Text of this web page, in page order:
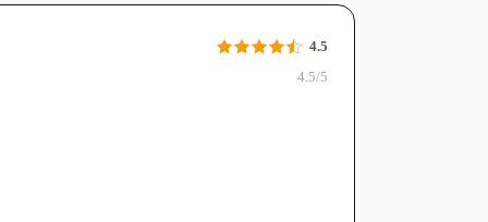
4.5
4.5/5